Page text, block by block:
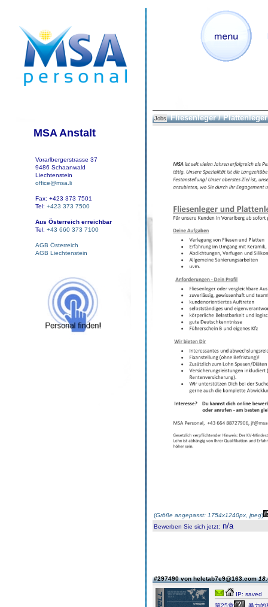
MSA Anstalt
Vorarlbergerstrasse 37
9486 Schaanwald
Liechtenstein
office@msa.li
Fax: +423 373 7501
Tel: +423 373 7500
Aus Österreich erreichbar
Tel: +43 660 373 7100
AGB Österreich
AGB Liechtenstein
Jobs Fliesenleger / Plattenleger
(Größe angepasst: 1754x1240px, jpeg)
Bewerben Sie sich jetzt: n/a
#297490 von heletab7e9@163.com
IP: saved
第25章
暴力的